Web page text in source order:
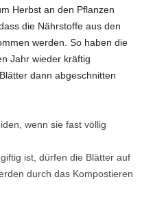
Herbst an den Pflanzen
die Nährstoffe aus den
werden. So haben die
Jahr wieder kräftig
dann abgeschnitten
wenn sie fast völlig
ist, dürfen die Blätter auf
durch das Kompostieren